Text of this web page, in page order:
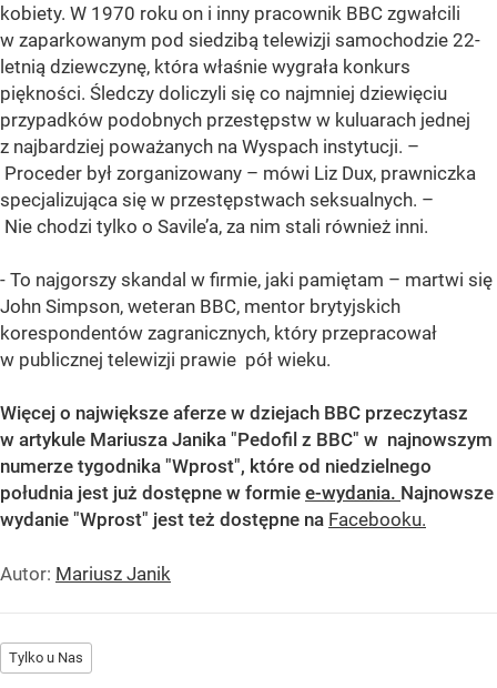
kobiety. W 1970 roku on i inny pracownik BBC zgwałcili
w zaparkowanym pod siedzibą telewizji samochodzie 22-
letnią dziewczynę, która właśnie wygrała konkurs
piękności. Śledczy doliczyli się co najmniej dziewięciu
przypadków podobnych przestępstw w kuluarach jednej
z najbardziej poważanych na Wyspach instytucji. –
Proceder był zorganizowany – mówi Liz Dux, prawniczka
specjalizująca się w przestępstwach seksualnych. –
Nie chodzi tylko o Savile’a, za nim stali również inni.
- To najgorszy skandal w firmie, jaki pamiętam – martwi się
John Simpson, weteran BBC, mentor brytyjskich
korespondentów zagranicznych, który przepracował
w publicznej telewizji prawie pół wieku.
Więcej o największe aferze w dziejach BBC przeczytasz
w artykule Mariusza Janika "Pedofil z BBC" w najnowszym
numerze tygodnika "Wprost", które od niedzielnego
południa jest już dostępne w formie e-wydania. Najnowsze
wydanie "Wprost" jest też dostępne na Facebooku.
Autor: Mariusz Janik
Tylko u Nas